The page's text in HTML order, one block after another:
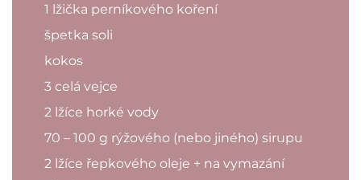
1 lžička perníkového koření
špetka soli
kokos
3 celá vejce
2 lžíce horké vody
70 – 100 g rýžového (nebo jiného) sirupu
2 lžíce řepkového oleje + na vymazání